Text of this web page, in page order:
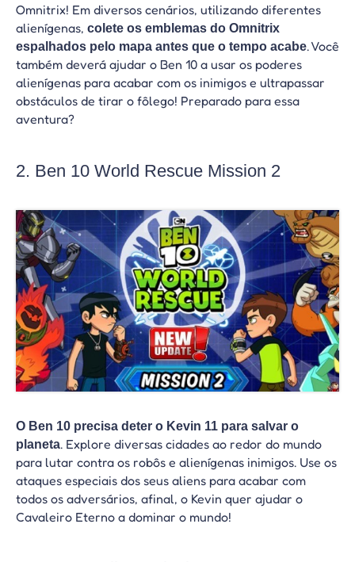
Omnitrix! Em diversos cenários, utilizando diferentes
alienígenas, colete os emblemas do Omnitrix
espalhados pelo mapa antes que o tempo acabe. Você
também deverá ajudar o Ben 10 a usar os poderes
alienígenas para acabar com os inimigos e ultrapassar
obstáculos de tirar o fôlego! Preparado para essa
aventura?
2. Ben 10 World Rescue Mission 2
O Ben 10 precisa deter o Kevin 11 para salvar o
planeta. Explore diversas cidades ao redor do mundo
para lutar contra os robôs e alienígenas inimigos. Use os
ataques especiais dos seus aliens para acabar com
todos os adversários, afinal, o Kevin quer ajudar o
Cavaleiro Eterno a dominar o mundo!